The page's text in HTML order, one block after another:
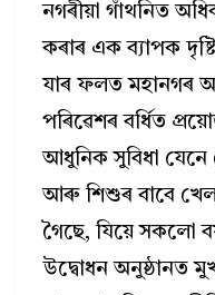
নগৰীয়া গাঁথনিত
কৰাৰ এক ব্যাপক
যাৰ ফলত মহানগৰ
পৰিৱেশৰ বৰ্ধিত
আধুনিক সুবিধা
আৰু শিশুৰ বাবে
গৈছে, যিয়ে সকলো
উদ্বোধন অনুষ্ঠানত